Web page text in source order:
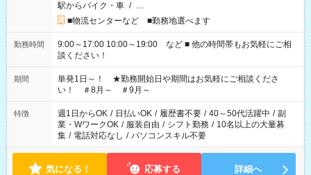
駅からバイク・車 / …
■物流センターなど ■勤務地選べます
勤務時間
9:00～17:00 10:00～19:00 など ■ 他の時間帯もお気軽にご相
談ください！
期間
単発1日～！ ★勤務開始日や期間はお気軽にご相談くださ
い！ ＃8月～ ＃9月～
特徴 週1日からOK / 日払いOK / 履歴書不要 / 40～50代活躍中 / 副
業・WワークOK / 服装自由 / シフト勤務 / 10名以上の大量募
集 / 電話対応なし / パソコンスキル不要
気になる！ 応募する 詳細へ